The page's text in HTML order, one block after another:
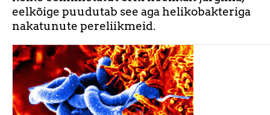
eelkõige puudutab see aga helikobakteriga
nakatunute pereliikmeid.